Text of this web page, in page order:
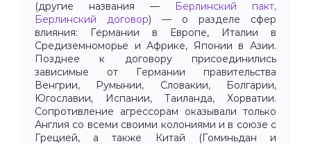
(другие названия —
Берлинский пакт,
Берлинский договор) — о разделе сфер
влияния: Германии в Европе, Италии в
Средиземноморье и Африке, Японии в Азии.
Позднее к договору присоединились
зависимые от Германии правительства
Венгрии, Румынии, Словакии, Болгарии,
Югославии, Испании, Таиланда, Хорватии.
Сопротивление агрессорам оказывали только
Англия со всеми своими колониями и в союзе с
Грецией, а также Китай (Гоминьдан и